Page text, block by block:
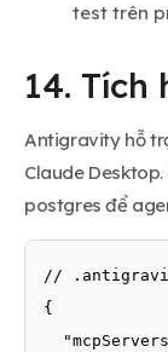
test trên
14. Tích
Antigravity hỗ
Claude
postgres để
//
{